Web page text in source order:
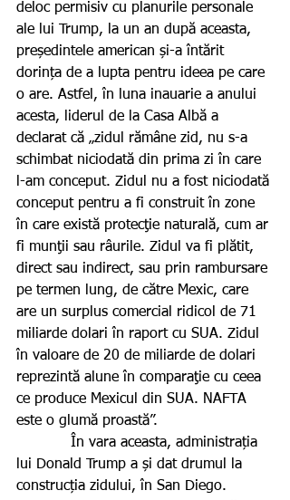
deloc permisiv cu planurile personale
ale lui Trump, la un an după aceasta,
președintele american și-a întărit
dorința de a lupta pentru ideea pe care
o are. Astfel, în luna inauarie a anului
acesta, liderul de la Casa Albă a
declarat că „zidul rămâne zid, nu s-a
schimbat niciodată din prima zi în care
l-am conceput. Zidul nu a fost niciodată
conceput pentru a fi construit în zone
în care există protecţie naturală, cum ar
fi munţii sau râurile. Zidul va fi plătit,
direct sau indirect, sau prin rambursare
pe termen lung, de către Mexic, care
are un surplus comercial ridicol de 71
miliarde dolari în raport cu SUA. Zidul
în valoare de 20 de miliarde de dolari
reprezintă alune în comparaţie cu ceea
ce produce Mexicul din SUA. NAFTA
este o glumă proastă”.
lui Donald Trump a și dat drumul la
construcția zidului, în San Diego.